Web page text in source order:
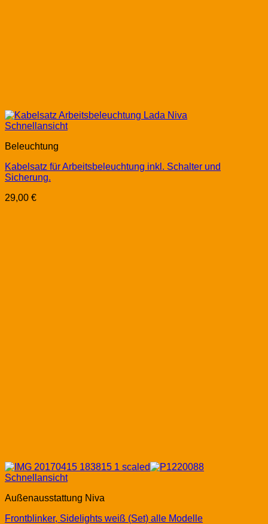
Schnellansicht
Beleuchtung
Kabelsatz für Arbeitsbeleuchtung inkl. Schalter und
Sicherung.
29,00 €
Schnellansicht
Außenausstattung Niva
Frontblinker, Sidelights weiß (Set) alle Modelle